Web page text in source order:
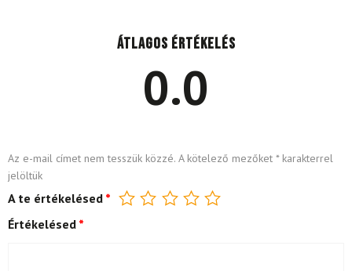
Átlagos értékelés
0.0
Az e-mail címet nem tesszük közzé. A kötelező mezőket *karakterrel
jelöltük
A te értékelésed *
Értékelésed *